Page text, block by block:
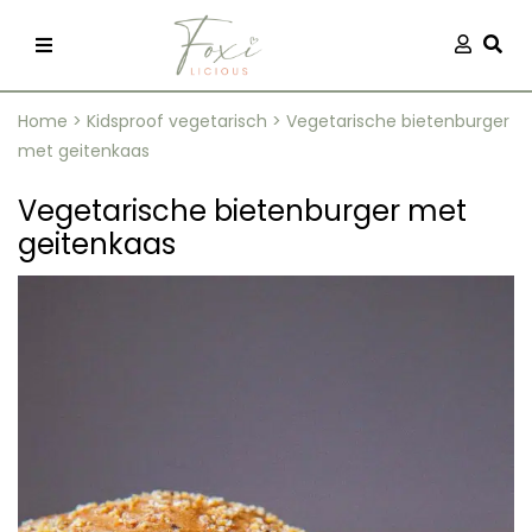
Home > Kidsproof vegetarisch > Vegetarische bietenburger
met geitenkaas
Vegetarische bietenburger met
geitenkaas